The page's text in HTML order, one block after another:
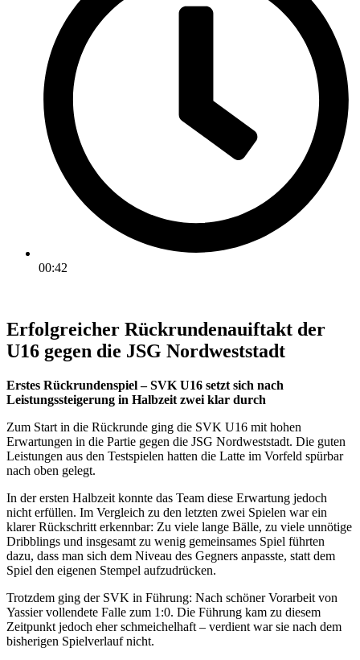
00:42
Erfolgreicher Rückrundenauiftakt der
U16 gegen die JSG Nordweststadt
Erstes Rückrundenspiel – SVK U16 setzt sich nach
Leistungssteigerung in Halbzeit zwei klar durch
Zum Start in die Rückrunde ging die SVK U16 mit hohen
Erwartungen in die Partie gegen die JSG Nordweststadt. Die guten
Leistungen aus den Testspielen hatten die Latte im Vorfeld spürbar
nach oben gelegt.
In der ersten Halbzeit konnte das Team diese Erwartung jedoch
nicht erfüllen. Im Vergleich zu den letzten zwei Spielen war ein
klarer Rückschritt erkennbar: Zu viele lange Bälle, zu viele unnötige
Dribblings und insgesamt zu wenig gemeinsames Spiel führten
dazu, dass man sich dem Niveau des Gegners anpasste, statt dem
Spiel den eigenen Stempel aufzudrücken.
Trotzdem ging der SVK in Führung: Nach schöner Vorarbeit von
Yassier vollendete Falle zum 1:0. Die Führung kam zu diesem
Zeitpunkt jedoch eher schmeichelhaft – verdient war sie nach dem
bisherigen Spielverlauf nicht.